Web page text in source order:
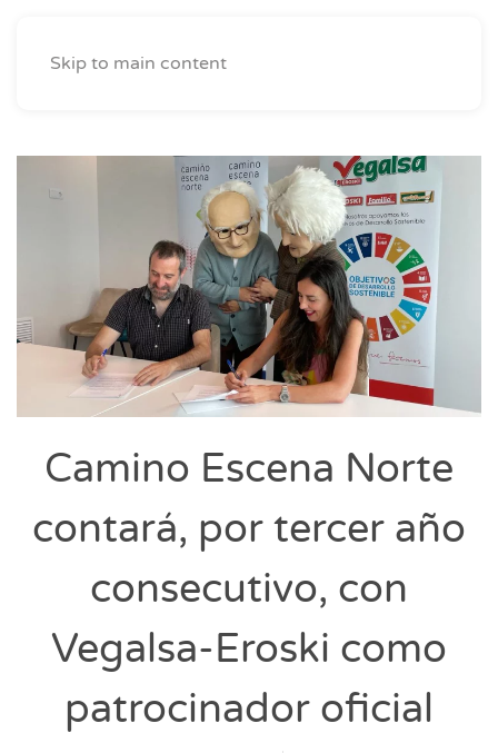
Skip to main content
Camino Escena Norte
contará, por tercer año
consecutivo, con
Vegalsa-Eroski como
patrocinador oficial